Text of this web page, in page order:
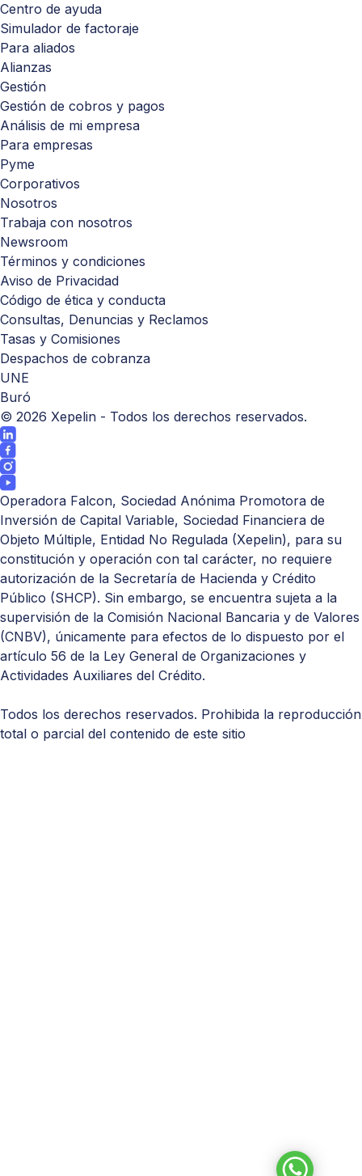
Centro de ayuda
Simulador de factoraje
Para aliados
Alianzas
Gestión
Gestión de cobros y pagos
Análisis de mi empresa
Para empresas
Pyme
Corporativos
Nosotros
Trabaja con nosotros
Newsroom
Términos y condiciones
Aviso de Privacidad
Código de ética y conducta
Consultas, Denuncias y Reclamos
Tasas y Comisiones
Despachos de cobranza
UNE
Buró
© 2026 Xepelin - Todos los derechos reservados.
Operadora Falcon, Sociedad Anónima Promotora de
Inversión de Capital Variable, Sociedad Financiera de
Objeto Múltiple, Entidad No Regulada (Xepelin), para su
constitución y operación con tal carácter, no requiere
autorización de la Secretaría de Hacienda y Crédito
Público (SHCP). Sin embargo, se encuentra sujeta a la
supervisión de la Comisión Nacional Bancaria y de Valores
(CNBV), únicamente para efectos de lo dispuesto por el
artículo 56 de la Ley General de Organizaciones y
Actividades Auxiliares del Crédito.
Todos los derechos reservados. Prohibida la reproducción
total o parcial del contenido de este sitio